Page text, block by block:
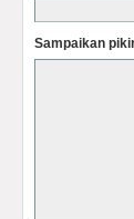
Sampaikan